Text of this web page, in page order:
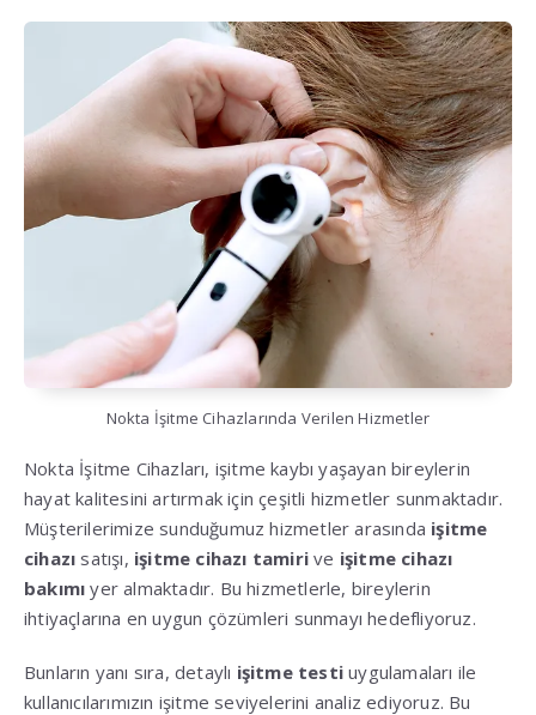
Nokta İşitme Cihazlarında Verilen Hizmetler
Nokta İşitme Cihazları, işitme kaybı yaşayan bireylerin
hayat kalitesini artırmak için çeşitli hizmetler sunmaktadır.
Müşterilerimize sunduğumuz hizmetler arasında işitme
cihazı satışı, işitme cihazı tamiri ve işitme cihazı
bakımı yer almaktadır. Bu hizmetlerle, bireylerin
ihtiyaçlarına en uygun çözümleri sunmayı hedefliyoruz.
Bunların yanı sıra, detaylı işitme testi uygulamaları ile
kullanıcılarımızın işitme seviyelerini analiz ediyoruz. Bu